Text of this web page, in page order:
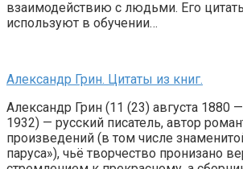
взаимодействию с людьми. Его
используют в обучении…
Александр Грин. Цитаты из книг.
Александр Грин (11 (23) августа 1880
1932) — русский писатель, автор
произведений (в том числе
паруса»), чьё творчество пронизано